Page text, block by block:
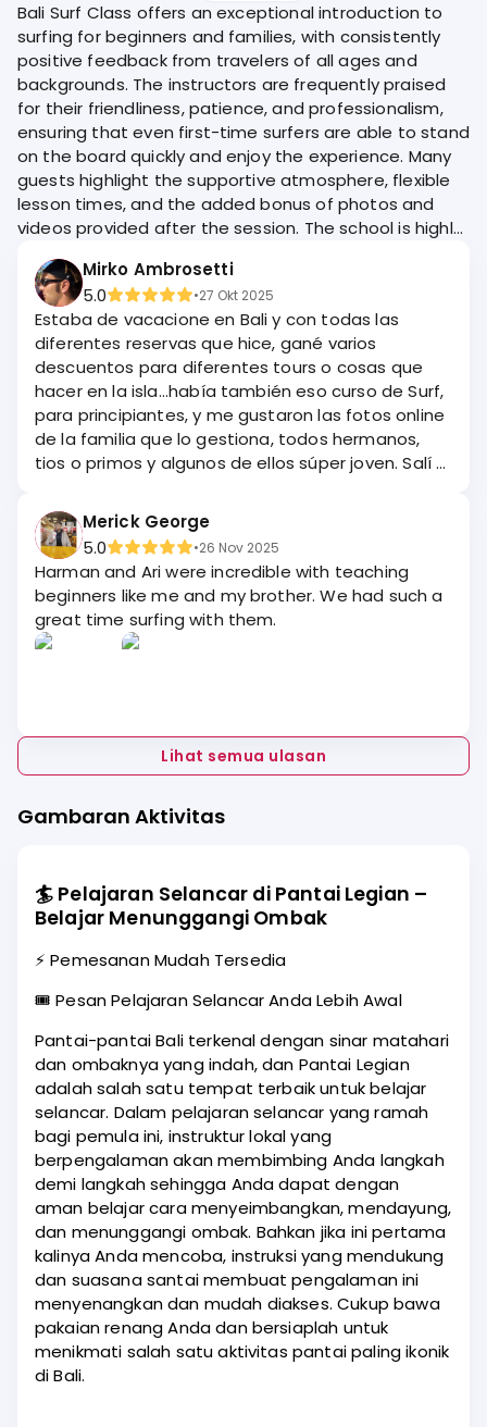
Bali Surf Class offers an exceptional introduction to
surfing for beginners and families, with consistently
positive feedback from travelers of all ages and
backgrounds. The instructors are frequently praised
for their friendliness, patience, and professionalism,
ensuring that even first-time surfers are able to stand
on the board quickly and enjoy the experience. Many
guests highlight the supportive atmosphere, flexible
lesson times, and the added bonus of photos and
videos provided after the session. The school is highly
memorable surf lesson in Bali.
Mirko Ambrosetti
5.0
•27 Okt 2025
Estaba de vacacione en Bali y con todas las
diferentes reservas que hice, gané varios
descuentos para diferentes tours o cosas que
hacer en la isla...había también eso curso de Surf,
para principiantes, y me gustaron las fotos online
de la familia que lo gestiona, todos hermanos,
tios o primos y algunos de ellos súper joven. Salí a
super amable y simpático, como todo lo de más
y me gustó mucho el trato💪🏻al principio me
dieron una tabla enorme, creo 9.0 de esponja
para las personas que empiezan, no me sentía
cómodo y le pregunté si tenían algo más
pequeño y manejable😀me cambiaron la tabla y
me dieron algunos consejos para mejorar...poco
he pasado súper bien🙏🏻🙏🏻🙏🏻gracias a todos,
Harmanto, Robinson,Andi🤗🤗🤗
Merick George
5.0
•26 Nov 2025
Harman and Ari were incredible with teaching
beginners like me and my brother. We had such a
great time surfing with them.
Lihat semua ulasan
Gambaran Aktivitas
🏄 Pelajaran Selancar di Pantai Legian –
Belajar Menunggangi Ombak
⚡ Pemesanan Mudah Tersedia
🎟️ Pesan Pelajaran Selancar Anda Lebih Awal
Pantai-pantai Bali terkenal dengan sinar matahari
dan ombaknya yang indah, dan Pantai Legian
adalah salah satu tempat terbaik untuk belajar
selancar. Dalam pelajaran selancar yang ramah
bagi pemula ini, instruktur lokal yang
berpengalaman akan membimbing Anda langkah
demi langkah sehingga Anda dapat dengan
aman belajar cara menyeimbangkan, mendayung,
dan menunggangi ombak. Bahkan jika ini pertama
kalinya Anda mencoba, instruksi yang mendukung
dan suasana santai membuat pengalaman ini
menyenangkan dan mudah diakses. Cukup bawa
pakaian renang Anda dan bersiaplah untuk
menikmati salah satu aktivitas pantai paling ikonik
di Bali.